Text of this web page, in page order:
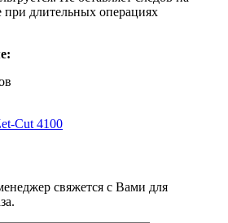
при длительных операциях
Cut 4100
свяжется с Вами для